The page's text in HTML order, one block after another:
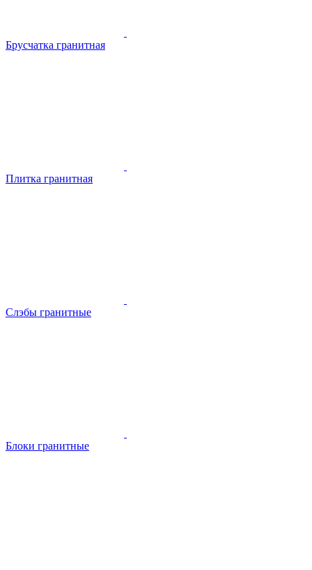
Брусчатка гранитная
Плитка гранитная
Слэбы гранитные
Блоки гранитные